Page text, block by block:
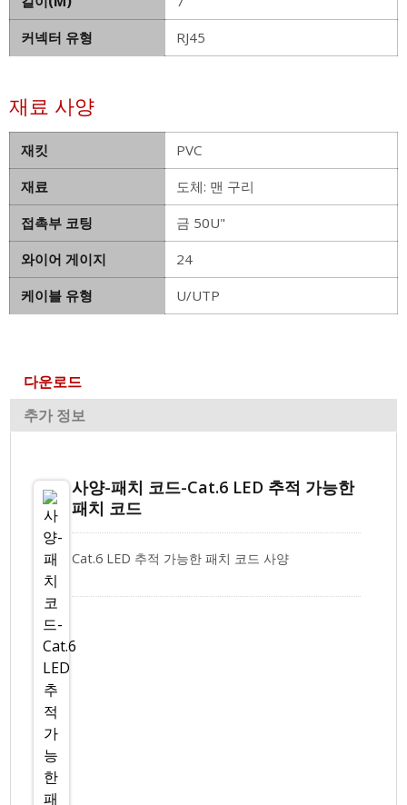
커넥터 유형
RJ45
재료 사양
재킷
PVC
재료
도체: 맨 구리
접촉부 코팅
금 50U"
와이어 게이지
24
케이블 유형
U/UTP
다운로드
추가 정보
사양-패치 코드-Cat.6 LED 추적 가능한
패치 코드
Cat.6 LED 추적 가능한 패치 코드 사양